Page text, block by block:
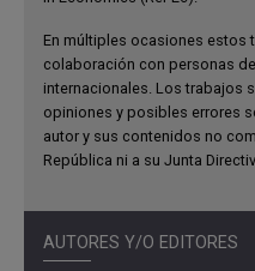
En múltiples ocasiones estos
colaboración con personas
internacionales. Los trabajos
opiniones y posibles errores
autor y sus contenidos no
República ni a su Junta
AUTORES Y/O EDITORES
Este trabajo aporta
esta pregunta en
identificar choques
escasez de datos de alta
composición exportadora